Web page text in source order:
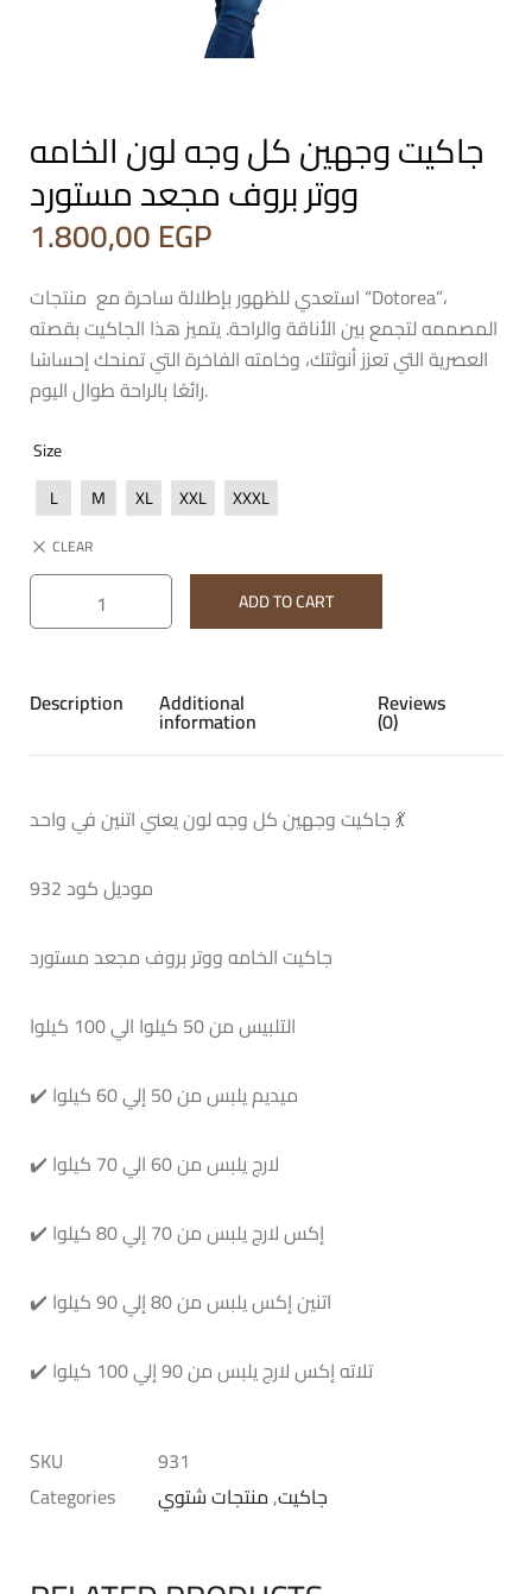
جاكيت وجهين كل وجه لون الخامه
ووتر بروف مجعد مستورد
1.800,00EGP
استعدي للظهور بإطلالة ساحرة مع منتجات “Dotorea”،
المصممه لتجمع بين الأناقة والراحة. يتميز هذا الجاكيت بقصته
العصرية التي تعزز أنوثتك، وخامته الفاخرة التي تمنحك إحساسًا
رائعًا بالراحة طوال اليوم.
Size
L
M XL XXL XXXL
CLEAR
ADD TO CART
Description Additional
information
Reviews
(0)
جاكيت وجهين كل وجه لون يعني اتنين في واحد 💃
موديل كود 932
جاكيت الخامه ووتر بروف مجعد مستورد
التلبيس من 50 كيلوا الي 100 كيلوا
✔️ ميديم يلبس من 50 إلي 60 كيلوا
✔️ لارج يلبس من 60 الي 70 كيلوا
✔️ إكس لارج يلبس من 70 إلي 80 كيلوا
✔️ اتنين إكس يلبس من 80 إلي 90 كيلوا
✔️ تلاته إكس لارج يلبس من 90 إلي 100 كيلوا
SKU
931
Categories
جاكيت,منتجات شتوي